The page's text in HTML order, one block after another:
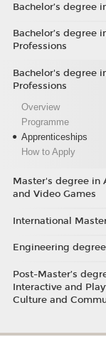
Bachelor’s degree
Bachelor’s degree
Professions
Bachelor's degree
Professions
Overview
Programme
Apprenticeships
How to Apply
Master's degree in
and Video Games
International
Engineering
Post-Master’s
Interactive and
Culture and